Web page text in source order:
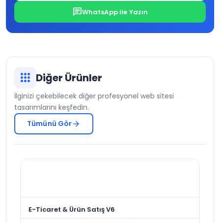
chatWhatsApp ile Yazın
apps Diğer Ürünler
İlginizi çekebilecek diğer profesyonel web sitesi
tasarımlarını keşfedin.
Tümünü Görarrow_forward
E-Ticaret & Ürün Satış V6